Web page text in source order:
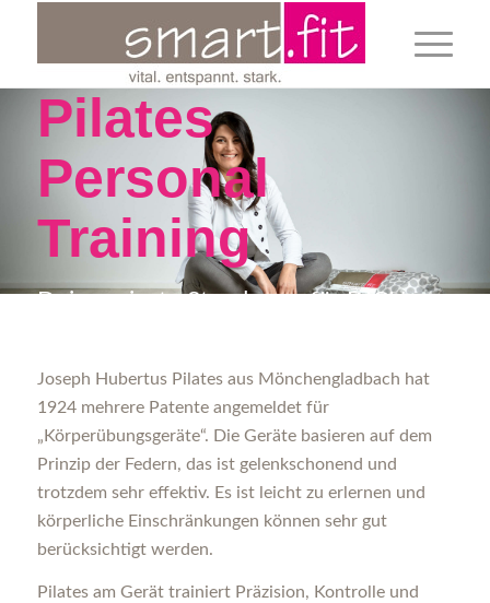
Pilates
Personal
Training
Deine private Stunde nur für DICH an
TERMIN VEREINBAREN JETZT ANRUFEN
Joseph Hubertus Pilates aus Mönchengladbach hat
1924 mehrere Patente angemeldet für
„Körperübungsgeräte“. Die Geräte basieren auf dem
Prinzip der Federn, das ist gelenkschonend und
trotzdem sehr effektiv. Es ist leicht zu erlernen und
körperliche Einschränkungen können sehr gut
berücksichtigt werden.
Pilates am Gerät trainiert Präzision, Kontrolle und